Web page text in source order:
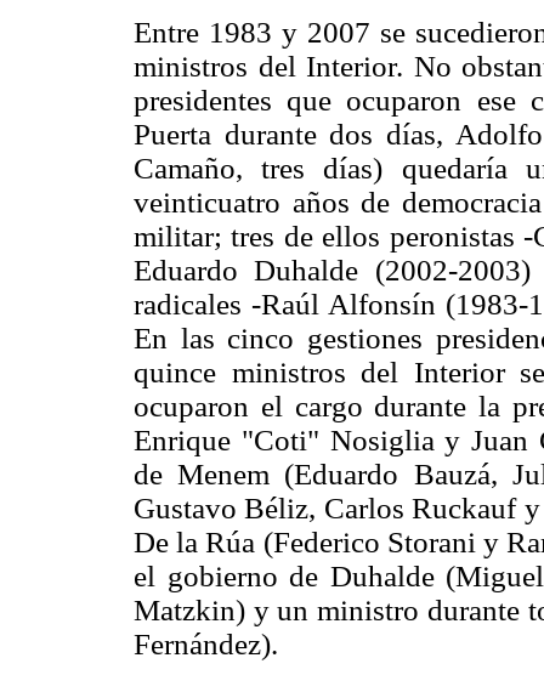
Entre 1983 y 2007 se
ministros del Interior. No
presidentes que ocuparon
Puerta durante dos días,
Camaño, tres días) quedaría
veinticuatro años de
militar; tres de ellos peronistas
Eduardo Duhalde (2002-
radicales -Raúl Alfonsín (1983-
En las cinco gestiones
quince ministros del Interior
ocuparon el cargo durante la
Enrique "Coti" Nosiglia y Juan
de Menem (Eduardo Bauzá,
Gustavo Béliz, Carlos Ruckauf
De la Rúa (Federico Storani y
el gobierno de Duhalde
Matzkin) y un ministro durante
Fernández).